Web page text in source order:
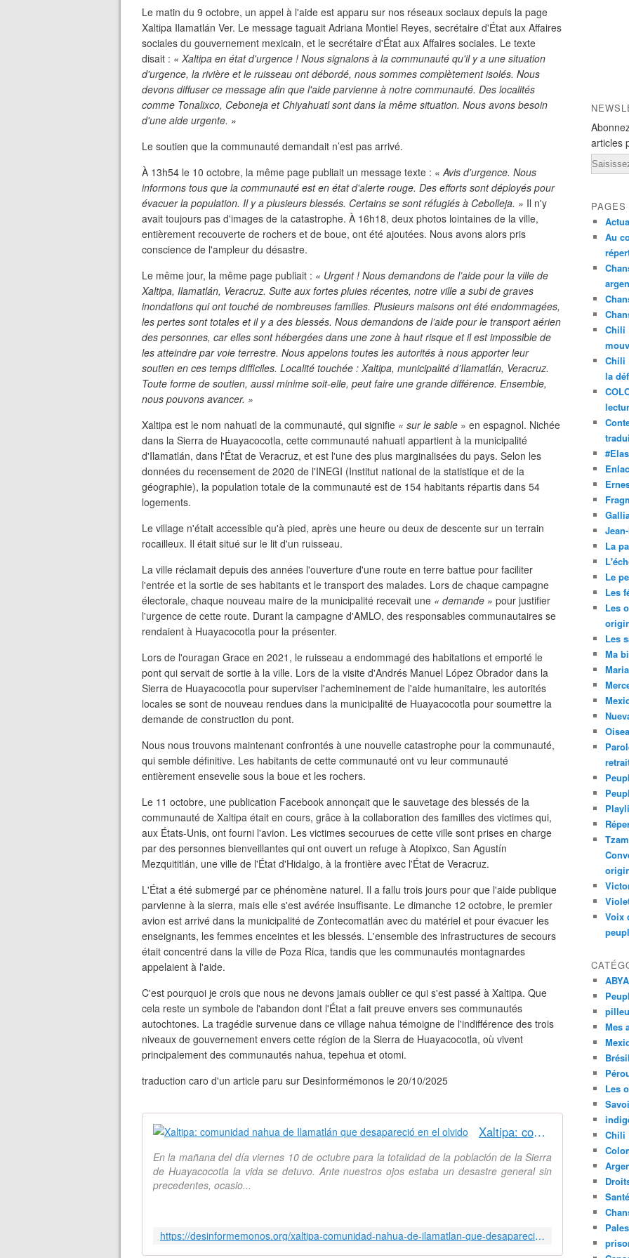
Le matin du 9 octobre, un appel à l'aide est apparu sur nos réseaux sociaux depuis la page
Xaltipa Ilamatlán Ver. Le message taguait Adriana Montiel Reyes, secrétaire d'État aux Affaires
sociales du gouvernement mexicain, et le secrétaire d'État aux Affaires sociales. Le texte
disait : « Xaltipa en état d'urgence ! Nous signalons à la communauté qu'il y a une situation
d'urgence, la rivière et le ruisseau ont débordé, nous sommes complètement isolés. Nous
devons diffuser ce message afin que l'aide parvienne à notre communauté. Des localités
comme Tonalixco, Ceboneja et Chiyahuatl sont dans la même situation. Nous avons besoin
d'une aide urgente. »
Le soutien que la communauté demandait n’est pas arrivé.
À 13h54 le 10 octobre, la même page publiait un message texte : « Avis d'urgence. Nous
informons tous que la communauté est en état d'alerte rouge. Des efforts sont déployés pour
évacuer la population. Il y a plusieurs blessés. Certains se sont réfugiés à Cebolleja. » Il n'y
avait toujours pas d'images de la catastrophe. À 16h18, deux photos lointaines de la ville,
entièrement recouverte de rochers et de boue, ont été ajoutées. Nous avons alors pris
conscience de l'ampleur du désastre.
Le même jour, la même page publiait : « Urgent ! Nous demandons de l’aide pour la ville de
Xaltipa, Ilamatlán, Veracruz. Suite aux fortes pluies récentes, notre ville a subi de graves
inondations qui ont touché de nombreuses familles. Plusieurs maisons ont été endommagées,
les pertes sont totales et il y a des blessés. Nous demandons de l’aide pour le transport aérien
des personnes, car elles sont hébergées dans une zone à haut risque et il est impossible de
les atteindre par voie terrestre. Nous appelons toutes les autorités à nous apporter leur
soutien en ces temps difficiles. Localité touchée : Xaltipa, municipalité d’Ilamatlán, Veracruz.
Toute forme de soutien, aussi minime soit-elle, peut faire une grande différence. Ensemble,
nous pouvons avancer. »
Xaltipa est le nom nahuatl de la communauté, qui signifie « sur le sable » en espagnol. Nichée
dans la Sierra de Huayacocotla, cette communauté nahuatl appartient à la municipalité
d'Ilamatlán, dans l'État de Veracruz, et est l'une des plus marginalisées du pays. Selon les
données du recensement de 2020 de l'INEGI (Institut national de la statistique et de la
géographie), la population totale de la communauté est de 154 habitants répartis dans 54
logements.
Le village n'était accessible qu'à pied, après une heure ou deux de descente sur un terrain
rocailleux. Il était situé sur le lit d'un ruisseau.
La ville réclamait depuis des années l'ouverture d'une route en terre battue pour faciliter
l'entrée et la sortie de ses habitants et le transport des malades. Lors de chaque campagne
électorale, chaque nouveau maire de la municipalité recevait une « demande » pour justifier
l'urgence de cette route. Durant la campagne d'AMLO, des responsables communautaires se
rendaient à Huayacocotla pour la présenter.
Lors de l'ouragan Grace en 2021, le ruisseau a endommagé des habitations et emporté le
pont qui servait de sortie à la ville. Lors de la visite d'Andrés Manuel López Obrador dans la
Sierra de Huayacocotla pour superviser l'acheminement de l'aide humanitaire, les autorités
locales se sont de nouveau rendues dans la municipalité de Huayacocotla pour soumettre la
demande de construction du pont.
Nous nous trouvons maintenant confrontés à une nouvelle catastrophe pour la communauté,
qui semble définitive. Les habitants de cette communauté ont vu leur communauté
entièrement ensevelie sous la boue et les rochers.
Le 11 octobre, une publication Facebook annonçait que le sauvetage des blessés de la
communauté de Xaltipa était en cours, grâce à la collaboration des familles des victimes qui,
aux États-Unis, ont fourni l'avion. Les victimes secourues de cette ville sont prises en charge
par des personnes bienveillantes qui ont ouvert un refuge à Atopixco, San Agustín
Mezquititlán, une ville de l'État d'Hidalgo, à la frontière avec l'État de Veracruz.
L'État a été submergé par ce phénomène naturel. Il a fallu trois jours pour que l'aide publique
parvienne à la sierra, mais elle s'est avérée insuffisante. Le dimanche 12 octobre, le premier
avion est arrivé dans la municipalité de Zontecomatlán avec du matériel et pour évacuer les
enseignants, les femmes enceintes et les blessés. L'ensemble des infrastructures de secours
était concentré dans la ville de Poza Rica, tandis que les communautés montagnardes
appelaient à l'aide.
C'est pourquoi je crois que nous ne devons jamais oublier ce qui s'est passé à Xaltipa. Que
cela reste un symbole de l'abandon dont l'État a fait preuve envers ses communautés
autochtones. La tragédie survenue dans ce village nahua témoigne de l'indifférence des trois
niveaux de gouvernement envers cette région de la Sierra de Huayacocotla, où vivent
principalement des communautés nahua, tepehua et otomi.
traduction caro d'un article paru sur Desinformémonos le 20/10/2025
Xaltipa: comunidad nahua de Ilamatlán que desapareció en el olvido
En la mañana del día viernes 10 de octubre para la totalidad de la población de la Sierra
de Huayacocotla la vida se detuvo. Ante nuestros ojos estaba un desastre general sin
precedentes, ocasio...
https://desinformemonos.org/xaltipa-comunidad-nahua-de-ilamatlan-que-desaparecio-en-el-olvido/?fbclid=IwY2xjawNjXCJleHRuA2FlbQIxMABicmlkETB6QnZ5a2VIaFFza3VyTGdnAR5VtBEoN7DWGzm4L30oWuTo-1H_cZP5YdY_JdNtlVz4tD44jVshpBuZuvyyFg_aem_-Alq7QL3YLAaJDXIgYZ8OQ
articles
Email
PAGES
Au
Chili
Chili
la
La
Le
Les
Les
Les
Ma
Voix
Mes
Les
Chili
Santé